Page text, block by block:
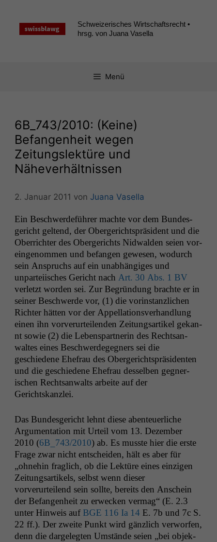
springen
Schweizerisches Wirtschaftsrecht •
hrsg. von Juana Vasella
Menü
6B_743/2010: (Keine)
Befangenheit wegen
Zeitungslektüre und
Näheverhältnissen
2. Januar 2011 von Juana Vasella
Ein Beschw­erde­führer machte vor dem Bun­des­
gericht gel­tend, der Oberg­ericht­spräsi­dent und die
Ober­richter des Oberg­erichts Nid­walden seien vor­
ein­genom­men und befan­gen gewe­sen, wodurch
sein Anspruchs auf ein unab­hängiges und
unpartei­is­ches Gericht nach Art. 30 Abs. 1 BV
ver­let­zt wor­den sei. Zur Begrün­dung brachte er in
sein­er Beschw­erde vor, (1) die vorin­stan­zlichen
Richter hät­ten vor der Appel­la­tionsver­hand­lung
einen ihn vorverurteilen­den Zeitungsar­tikel gekan­
nt sowie (2) die Lebenspart­ner­in des Recht­san­
waltes eines Beschw­erdegeg­n­ers sei die
geschiedene Ehe­frau des Oberg­ericht­spräsi­den­ten
und die geschiedene Ehe­frau des­sel­ben geg­ner­
ischen Recht­san­walts arbeite auf der
Gerichtskanzlei.
Das Bun­des­gericht lehnt diese aben­teuer­liche
Argu­men­ta­tion mit Urteil vom 13. Dezem­ber
2010 (6B_743/2010) ab. Es musste hier die erste
Frage zwar nicht entschei­den, hält es aber für
„ohne­hin fraglich, ob die Lek­türe eines einzi­gen
Zeitungsar­tikels, selb­st wenn dieser
vorverurteilend sein sollte, bere­its den Anschein
der Befan­gen­heit zu erweck­en ver­mag“ (E. 2.3
unter Hin­weis auf BGE 116 Ia 14 E. 7b und 7c S.
22 ff.). Der zweite Punkt wird gän­zlich ver­wor­fen,
denn die dargelegten Umstände seien „bei objek­